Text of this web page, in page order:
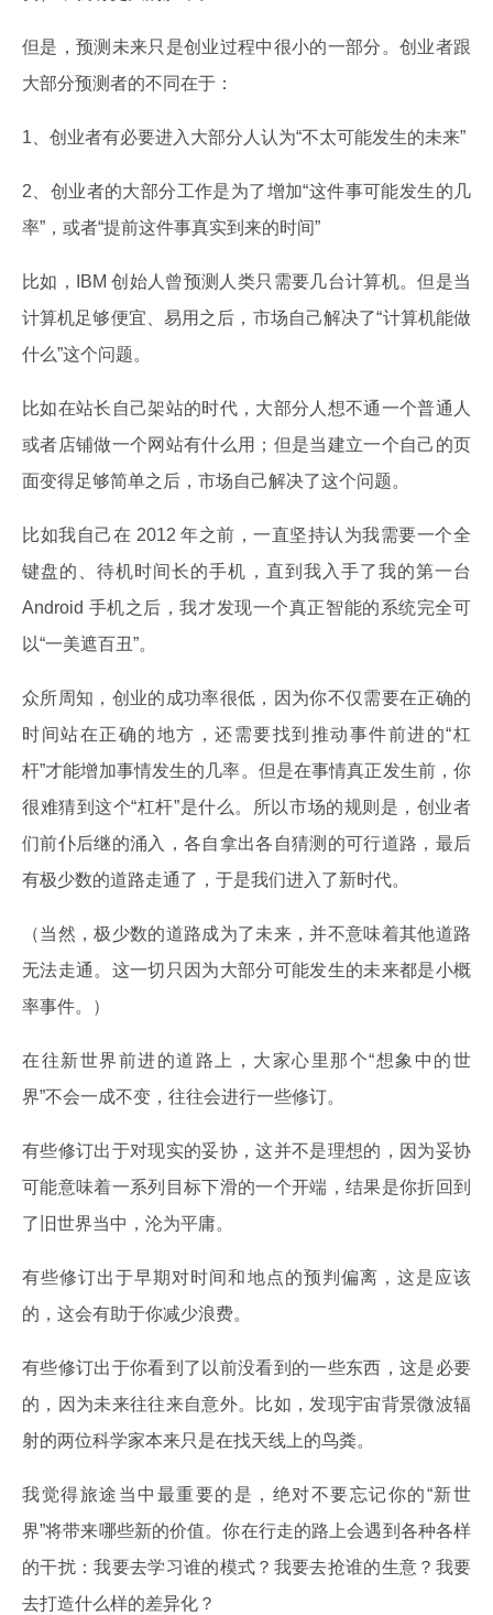
但是，预测未来只是创业过程中很小的一部分。创业者跟
大部分预测者的不同在于：
1、创业者有必要进入大部分人认为“不太可能发生的未来”
2、创业者的大部分工作是为了增加“这件事可能发生的几
率”，或者“提前这件事真实到来的时间”
比如，IBM 创始人曾预测人类只需要几台计算机。但是当
计算机足够便宜、易用之后，市场自己解决了“计算机能做
什么”这个问题。
比如在站长自己架站的时代，大部分人想不通一个普通人
或者店铺做一个网站有什么用；但是当建立一个自己的页
面变得足够简单之后，市场自己解决了这个问题。
比如我自己在 2012 年之前，一直坚持认为我需要一个全
键盘的、待机时间长的手机，直到我入手了我的第一台
Android 手机之后，我才发现一个真正智能的系统完全可
以“一美遮百丑”。
众所周知，创业的成功率很低，因为你不仅需要在正确的
时间站在正确的地方，还需要找到推动事件前进的“杠
杆”才能增加事情发生的几率。但是在事情真正发生前，你
很难猜到这个“杠杆”是什么。所以市场的规则是，创业者
们前仆后继的涌入，各自拿出各自猜测的可行道路，最后
有极少数的道路走通了，于是我们进入了新时代。
（当然，极少数的道路成为了未来，并不意味着其他道路
无法走通。这一切只因为大部分可能发生的未来都是小概
率事件。）
在往新世界前进的道路上，大家心里那个“想象中的世
界”不会一成不变，往往会进行一些修订。
有些修订出于对现实的妥协，这并不是理想的，因为妥协
可能意味着一系列目标下滑的一个开端，结果是你折回到
了旧世界当中，沦为平庸。
有些修订出于早期对时间和地点的预判偏离，这是应该
的，这会有助于你减少浪费。
有些修订出于你看到了以前没看到的一些东西，这是必要
的，因为未来往往来自意外。比如，发现宇宙背景微波辐
射的两位科学家本来只是在找天线上的鸟粪。
我觉得旅途当中最重要的是，绝对不要忘记你的“新世
界”将带来哪些新的价值。你在行走的路上会遇到各种各样
的干扰：我要去学习谁的模式？我要去抢谁的生意？我要
去打造什么样的差异化？